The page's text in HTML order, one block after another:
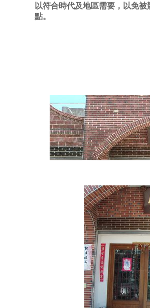
以符合時代及地區需要，以免
點。